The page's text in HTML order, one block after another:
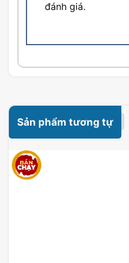
đánh giá.
Sản phẩm tương tự